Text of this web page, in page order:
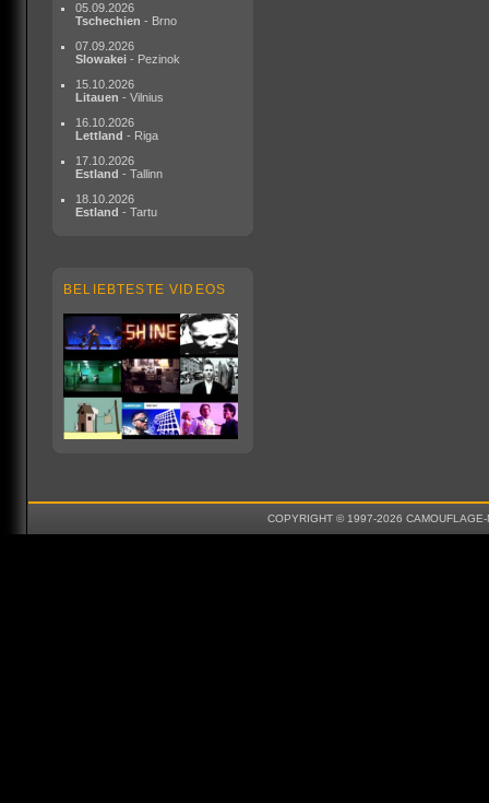
05.09.2026
Tschechien - Brno
07.09.2026
Slowakei - Pezinok
15.10.2026
Litauen - Vilnius
16.10.2026
Lettland - Riga
17.10.2026
Estland - Tallinn
18.10.2026
Estland - Tartu
BELIEBTESTE VIDEOS
COPYRIGHT © 1997-2026 CAMOUFLAGE-